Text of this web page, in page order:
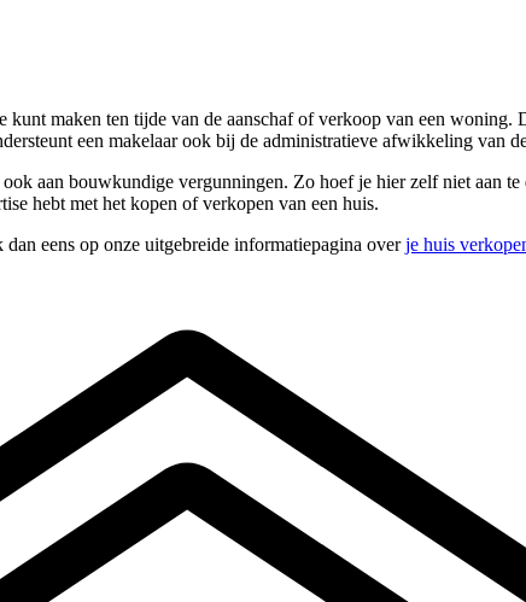
maken ten tijde van de aanschaf of verkoop van een woning.
een makelaar ook bij de administratieve afwikkeling van
aan bouwkundige vergunningen. Zo hoef je hier zelf niet aan
hebt met het kopen of verkopen van een huis.
eens op onze uitgebreide informatiepagina overje huis